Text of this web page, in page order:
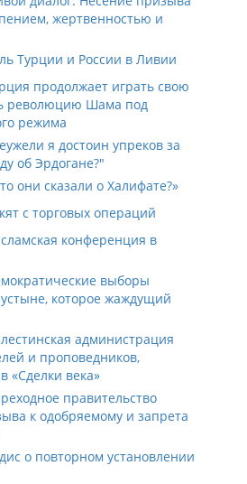
жертвенностью и
Турции и России в Ливии
продолжает играть свою
революцию Шама под
режима
я достоин упреков за
об Эрдогане?"
они сказали о Халифате?»
с торговых операций
конференция в
выборы
которое жаждущий
администрация
и проповедников,
«Сделки века»
правительство
к одобряемому и запрета
о повторном установлении